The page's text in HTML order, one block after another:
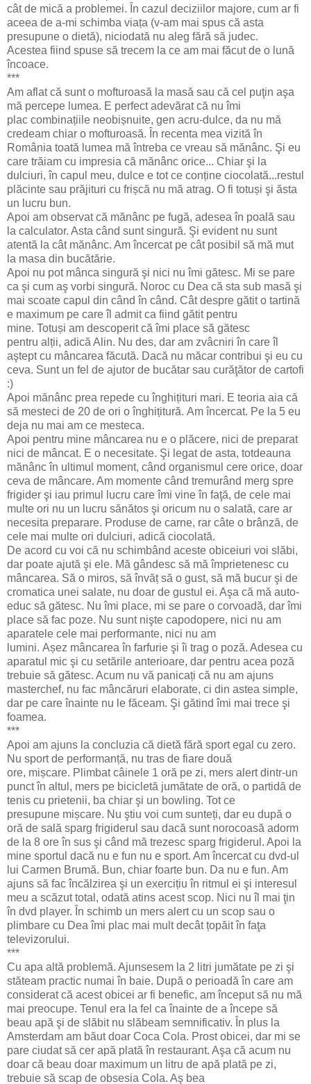
cât de mică a problemei. În cazul deciziilor majore, cum ar fi
aceea de a-mi schimba viața (v-am mai spus că asta
presupune o dietă), niciodată nu aleg fără să judec.
Acestea fiind spuse să trecem la ce am mai făcut de o lună
încoace.
***
Am aflat că sunt o mofturoasă la masă sau că cel puţin aşa
mă percepe lumea. E perfect adevărat că nu îmi
plac combinațiile neobișnuite, gen acru-dulce, da nu mă
credeam chiar o mofturoasă. În recenta mea vizită în
România toată lumea mă întreba ce vreau să mănânc. Şi eu
care trăiam cu impresia că mănânc orice... Chiar şi la
dulciuri, în capul meu, dulce e tot ce conține ciocolată...restul
plăcinte sau prăjituri cu frișcă nu mă atrag. O fi totuși şi ăsta
un lucru bun.
Apoi am observat că mănânc pe fugă, adesea în poală sau
la calculator. Asta când sunt singură. Şi evident nu sunt
atentă la cât mănânc. Am încercat pe cât posibil să mă mut
la masa din bucătărie.
Apoi nu pot mânca singură şi nici nu îmi gătesc. Mi se pare
ca şi cum aş vorbi singură. Noroc cu Dea că sta sub masă şi
mai scoate capul din când în când. Cât despre gătit o tartină
e maximum pe care îl admit ca fiind gătit pentru
mine. Totuși am descoperit că îmi place să gătesc
pentru alții, adică Alin. Nu des, dar am zvâcniri în care îl
aştept cu mâncarea făcută. Dacă nu măcar contribui şi eu cu
ceva. Sunt un fel de ajutor de bucătar sau curăţător de cartofi
:)
Apoi mănânc prea repede cu înghițituri mari. E teoria aia că
să mesteci de 20 de ori o înghițitură. Am încercat. Pe la 5 eu
deja nu mai am ce mesteca.
Apoi pentru mine mâncarea nu e o plăcere, nici de preparat
nici de mâncat. E o necesitate. Şi legat de asta, totdeauna
mănânc în ultimul moment, când organismul cere orice, doar
ceva de mâncare. Am momente când tremurând merg spre
frigider şi iau primul lucru care îmi vine în faţă, de cele mai
multe ori nu un lucru sănătos şi oricum nu o salată, care ar
necesita preparare. Produse de carne, rar câte o brânză, de
cele mai multe ori dulciuri, adică ciocolată.
De acord cu voi că nu schimbând aceste obiceiuri voi slăbi,
dar poate ajută şi ele. Mă gândesc să mă împrietenesc cu
mâncarea. Să o miros, să învăț să o gust, să mă bucur şi de
cromatica unei salate, nu doar de gustul ei. Aşa că mă auto-
educ să gătesc. Nu îmi place, mi se pare o corvoadă, dar îmi
place să fac poze. Nu sunt nişte capodopere, nici nu am
aparatele cele mai performante, nici nu am
lumini. Așez mâncarea în farfurie şi îi trag o poză. Adesea cu
aparatul mic şi cu setările anterioare, dar pentru acea poză
trebuie să gătesc. Acum nu vă panicați că nu am ajuns
masterchef, nu fac mâncăruri elaborate, ci din astea simple,
dar pe care înainte nu le făceam. Şi gătind îmi mai trece şi
foamea.
***
Apoi am ajuns la concluzia că dietă fără sport egal cu zero.
Nu sport de performanță, nu tras de fiare două
ore, mișcare. Plimbat câinele 1 oră pe zi, mers alert dintr-un
punct în altul, mers pe bicicletă jumătate de oră, o partidă de
tenis cu prietenii, ba chiar şi un bowling. Tot ce
presupune mișcare. Nu ştiu voi cum sunteți, dar eu după o
oră de sală sparg frigiderul sau dacă sunt norocoasă adorm
de la 8 ore în sus şi când mă trezesc sparg frigiderul. Apoi la
mine sportul dacă nu e fun nu e sport. Am încercat cu dvd-ul
lui Carmen Brumă. Bun, chiar foarte bun. Da nu e fun. Am
ajuns să fac încălzirea şi un exercițiu în ritmul ei şi interesul
meu a scăzut total, odată atins acest scop. Nici nu îl mai ţin
în dvd player. În schimb un mers alert cu un scop sau o
plimbare cu Dea îmi plac mai mult decât țopăit în faţa
televizorului.
***
Cu apa altă problemă. Ajunsesem la 2 litri jumătate pe zi şi
stăteam practic numai în baie. După o perioadă în care am
considerat că acest obicei ar fi benefic, am început să nu mă
mai preocupe. Tenul era la fel ca înainte de a începe să
beau apă şi de slăbit nu slăbeam semnificativ. În plus la
Amsterdam am băut doar Coca Cola. Prost obicei, dar mi se
pare ciudat să cer apă plată în restaurant. Aşa că acum nu
doar că beau doar maximum un litru de apă plată pe zi,
trebuie să scap de obsesia Cola. Aş bea